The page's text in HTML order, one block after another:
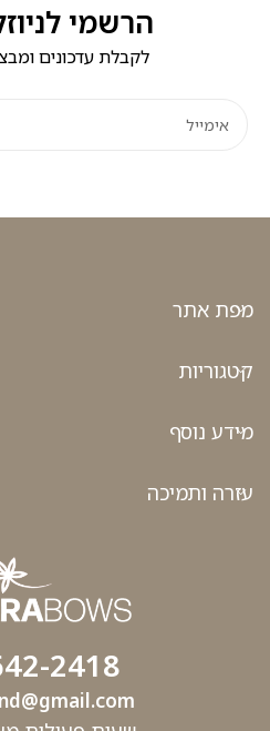
הרשמי
לקבלת עדכונים
מפת אתר
קטגוריות
מידע נוסף
עזרה ותמיכה
2418